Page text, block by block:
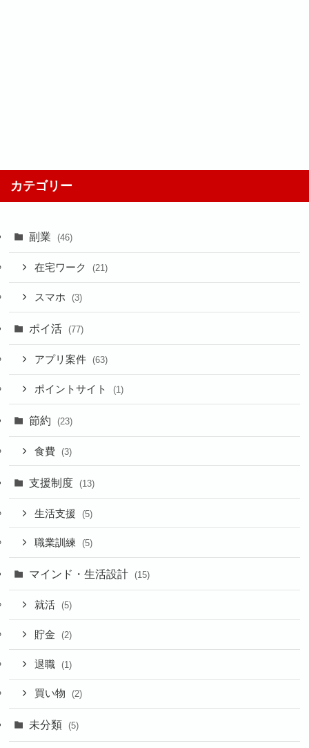
カテゴリー
副業 (46)
在宅ワーク (21)
スマホ (3)
ポイ活 (77)
アプリ案件 (63)
ポイントサイト (1)
節約 (23)
食費 (3)
支援制度 (13)
生活支援 (5)
職業訓練 (5)
マインド・生活設計 (15)
就活 (5)
貯金 (2)
退職 (1)
買い物 (2)
未分類 (5)